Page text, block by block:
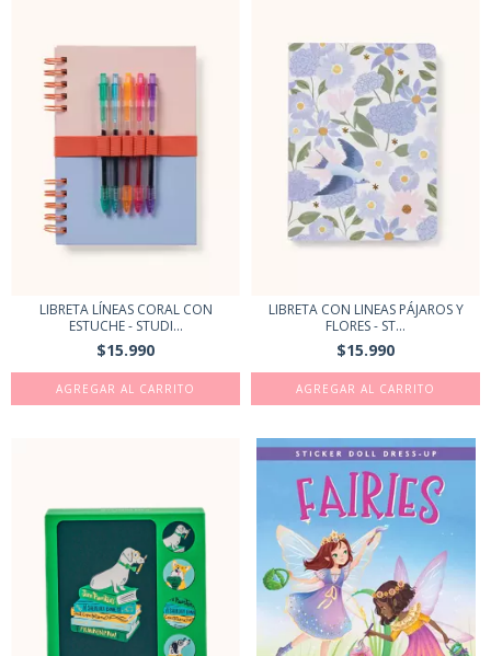
LIBRETA LÍNEAS CORAL CON
ESTUCHE - STUDI...
$15.990
LIBRETA CON LINEAS PÁJAROS Y
FLORES - ST...
$15.990